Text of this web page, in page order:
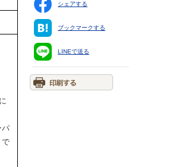
パ
で
シェアする
ブックマークする
LINEで送る